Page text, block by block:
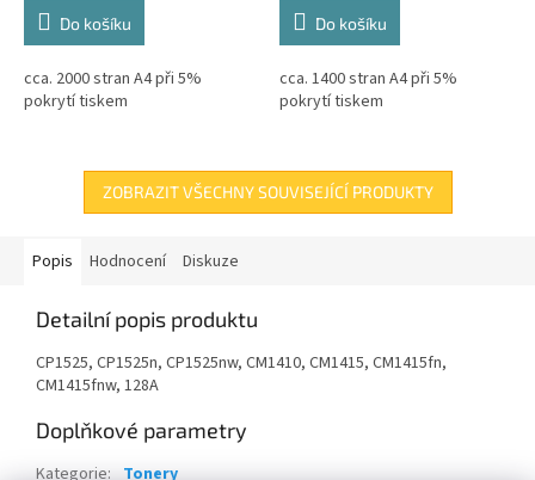
Do košíku
cca. 2000 stran A4 při 5%
pokrytí tiskem
Do košíku
cca. 1400 stran A4 při 5%
pokrytí tiskem
ZOBRAZIT VŠECHNY SOUVISEJÍCÍ PRODUKTY
Popis Hodnocení Diskuze
Detailní popis produktu
CP1525, CP1525n, CP1525nw, CM1410, CM1415, CM1415fn,
CM1415fnw, 128A
Doplňkové parametry
Kategorie: Tonery